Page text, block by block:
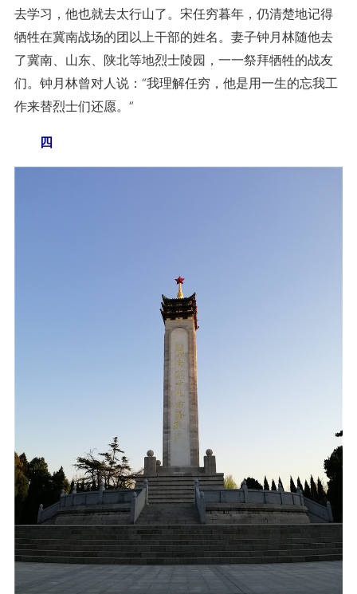
去学习，他也就去太行山了。宋任穷暮年，仍清楚地记得
牺牲在冀南战场的团以上干部的姓名。妻子钟月林随他去
了冀南、山东、陕北等地烈士陵园，一一祭拜牺牲的战友
们。钟月林曾对人说：“我理解任穷，他是用一生的忘我工
作来替烈士们还愿。”
四